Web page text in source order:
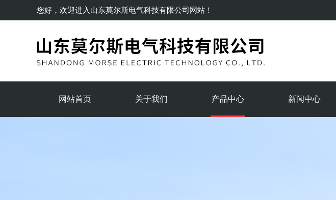
您好，欢迎进入 山东莫尔斯电气科技有限公司网站！
网站首页 关于我们 产品中心 新闻中心